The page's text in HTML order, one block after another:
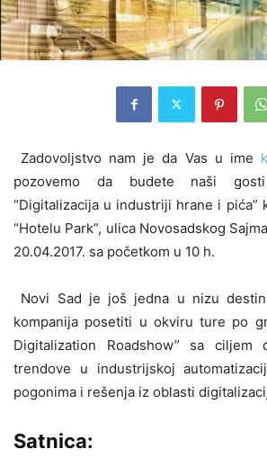
Zadovoljstvo nam je da Vas u ime
pozovemo da budete naši
“Digitalizacija u industriji hrane i pića”
“Hotelu Park”, ulica Novosadskog
20.04.2017. sa početkom u 10 h.
Novi Sad je još jedna u nizu
kompanija posetiti u okviru ture po
Digitalization Roadshow” sa ciljem
trendove u industrijskoj
pogonima i rešenja iz oblasti
Satnica: